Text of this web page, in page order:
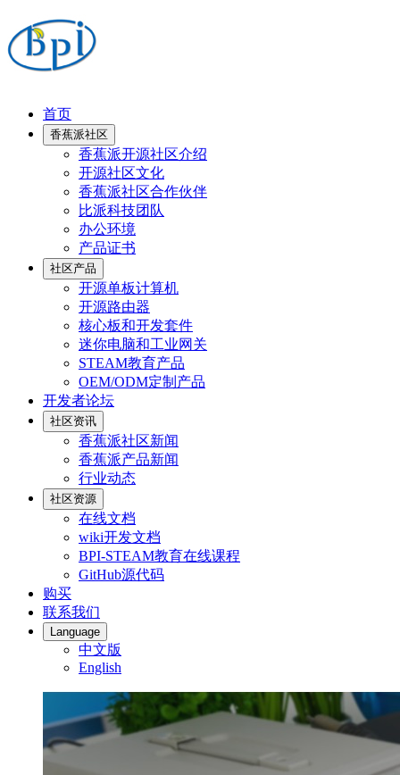
首页
香蕉派社区
香蕉派开源社区介绍
开源社区文化
香蕉派社区合作伙伴
比派科技团队
办公环境
产品证书
社区产品
开源单板计算机
开源路由器
核心板和开发套件
迷你电脑和工业网关
STEAM教育产品
OEM/ODM定制产品
开发者论坛
社区资讯
香蕉派社区新闻
香蕉派产品新闻
行业动态
社区资源
在线文档
wiki开发文档
BPI-STEAM教育在线课程
GitHub源代码
购买
联系我们
Language
中文版
English